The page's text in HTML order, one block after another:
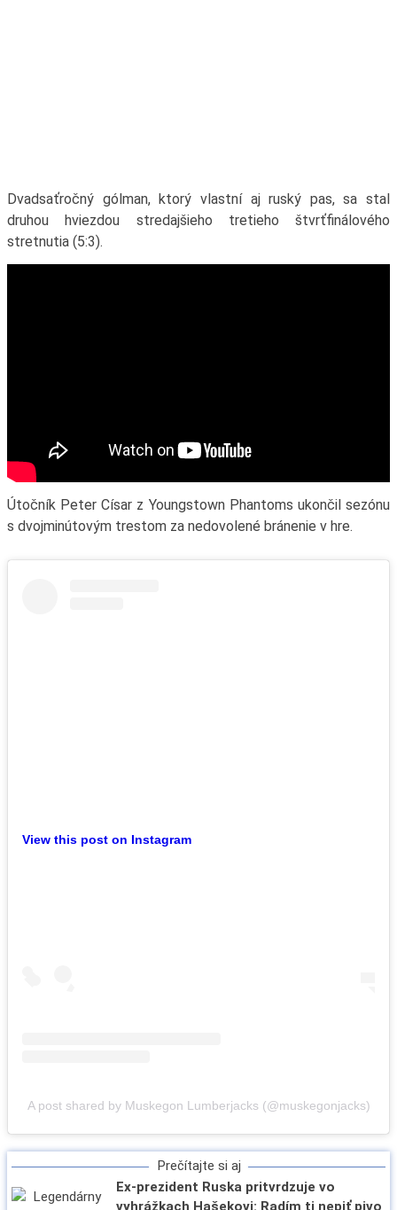
Dvadsaťročný gólman, ktorý vlastní aj ruský pas, sa stal
druhou hviezdou stredajšieho tretieho štvrťfinálového
stretnutia (5:3).
Útočník Peter Císar z Youngstown Phantoms ukončil sezónu
s dvojminútovým trestom za nedovolené bránenie v hre.
View this post on Instagram
A post shared by Muskegon Lumberjacks (@muskegonjacks)
Prečítajte si aj
Ex-prezident Ruska pritvrdzuje vo
vyhrážkach Hašekovi: Radím ti nepiť pivo